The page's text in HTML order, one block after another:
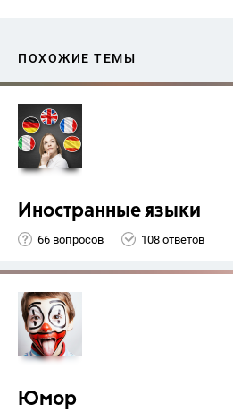
ПОХОЖИЕ ТЕМЫ
Иностранные языки
66 вопросов 108 ответов
Юмор